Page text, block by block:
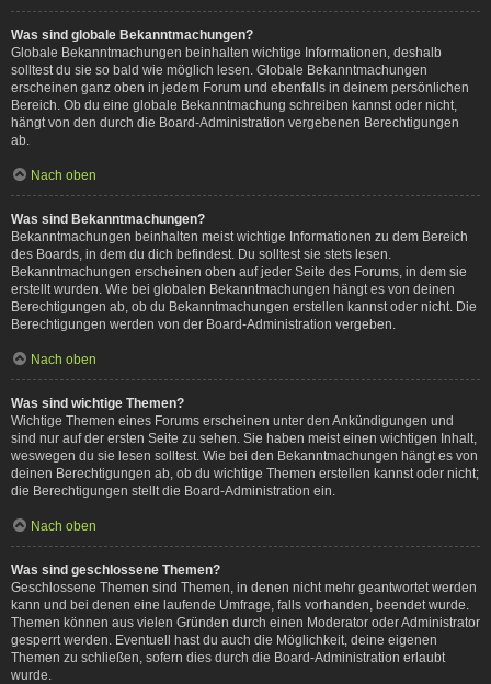
Was sind globale Bekanntmachungen?
Globale Bekanntmachungen beinhalten wichtige Informationen, deshalb
solltest du sie so bald wie möglich lesen. Globale Bekanntmachungen
erscheinen ganz oben in jedem Forum und ebenfalls in deinem persönlichen
Bereich. Ob du eine globale Bekanntmachung schreiben kannst oder nicht,
hängt von den durch die Board-Administration vergebenen Berechtigungen
ab.
Nach oben
Was sind Bekanntmachungen?
Bekanntmachungen beinhalten meist wichtige Informationen zu dem Bereich
des Boards, in dem du dich befindest. Du solltest sie stets lesen.
Bekanntmachungen erscheinen oben auf jeder Seite des Forums, in dem sie
erstellt wurden. Wie bei globalen Bekanntmachungen hängt es von deinen
Berechtigungen ab, ob du Bekanntmachungen erstellen kannst oder nicht. Die
Berechtigungen werden von der Board-Administration vergeben.
Nach oben
Was sind wichtige Themen?
Wichtige Themen eines Forums erscheinen unter den Ankündigungen und
sind nur auf der ersten Seite zu sehen. Sie haben meist einen wichtigen Inhalt,
weswegen du sie lesen solltest. Wie bei den Bekanntmachungen hängt es von
deinen Berechtigungen ab, ob du wichtige Themen erstellen kannst oder nicht;
die Berechtigungen stellt die Board-Administration ein.
Nach oben
Was sind geschlossene Themen?
Geschlossene Themen sind Themen, in denen nicht mehr geantwortet werden
kann und bei denen eine laufende Umfrage, falls vorhanden, beendet wurde.
Themen können aus vielen Gründen durch einen Moderator oder Administrator
gesperrt werden. Eventuell hast du auch die Möglichkeit, deine eigenen
Themen zu schließen, sofern dies durch die Board-Administration erlaubt
wurde.